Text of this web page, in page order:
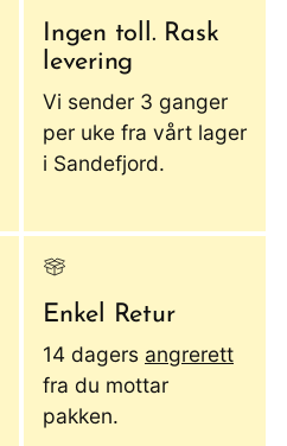
Ingen toll. Rask
levering
Vi sender 3 ganger
per uke fra vårt lager
i Sandefjord.
Enkel Retur
14 dagers angrerett
fra du mottar
pakken.